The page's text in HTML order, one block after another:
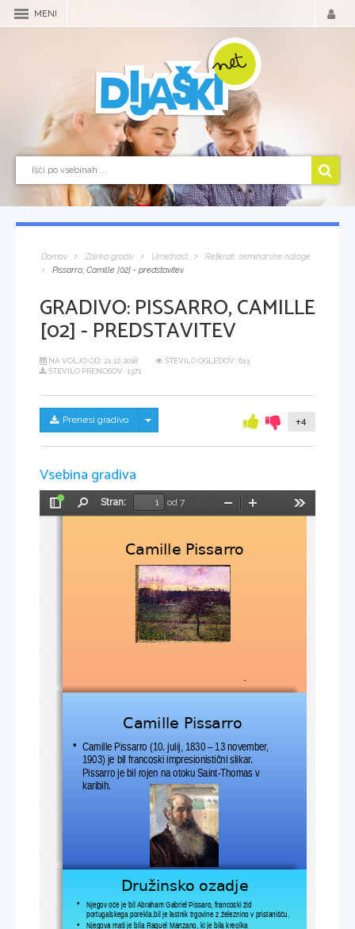
MENI
Domov Zbirka gradiv Umetnost
Referati, seminarske naloge
Pissarro, Camille [02] - predstavitev
GRADIVO:PISSARRO, CAMILLE
[02] - PREDSTAVITEV
NA VOLJO OD: 21.12.2018
ŠTEVILO OGLEDOV: 613
ŠTEVILO PRENOSOV: 1371
Prenesi gradivo Skrij/prikaži meni +4
Vsebina gradiva
Preklopi
Stran:
od 7
Pomanjšaj
Camille Pissarro
Camille Pissarro
• Camille Pissarro (10. julij, 1830 – 13 november,
1903) je bil francoski impresionistični slikar.
Pissarro je bil rojen na otoku Saint-Thomas v
karibih.
Družinsko ozadje
•
Njegov oče je bil Abraham Gabriel Pissaro, francoski žid
portugalskega porekla,bil je lastnik trgovine z železnino v pristanišču.
•
Njegova mati je bila Raquel Manzano, ki je bila kreolka